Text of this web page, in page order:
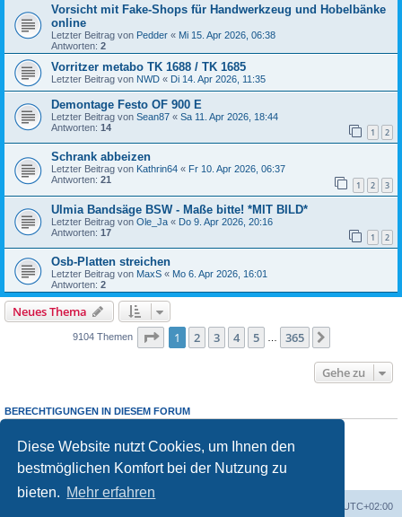
Diese Website nutzt Cookies, um Ihnen den
bestmöglichen Komfort bei der Nutzung zu
bieten. Mehr erfahren
Vorsicht mit Fake-Shops für Handwerkzeug und Hobelbänke
online
Letzter Beitrag von Pedder « Mi 15. Apr 2026, 06:38
Antworten: 2
Vorritzer metabo TK 1688 / TK 1685
Letzter Beitrag von NWD « Di 14. Apr 2026, 11:35
Demontage Festo OF 900 E
Letzter Beitrag von Sean87 « Sa 11. Apr 2026, 18:44
Antworten: 14 1 2
Schrank abbeizen
Letzter Beitrag von Kathrin64 « Fr 10. Apr 2026, 06:37
Antworten: 21 1 2 3
Ulmia Bandsäge BSW - Maße bitte! *MIT BILD*
Letzter Beitrag von Ole_Ja « Do 9. Apr 2026, 20:16
Antworten: 17 1 2
Osb-Platten streichen
Letzter Beitrag von MaxS « Mo 6. Apr 2026, 16:01
Antworten: 2
Neues Thema
9104 Themen Seite 1von 365
1 2 3 4 5 … 365
Gehe zu
BERECHTIGUNGEN IN DIESEM FORUM
Sie dürfenkeineAntworten zu Themen in diesem Forum erstellen.
Sie dürfen Ihre Beiträge in diesem Forumnicht ändern.
Sie dürfen Ihre Beiträge in diesem Forumnichtlöschen.
keine
UTC+02:00